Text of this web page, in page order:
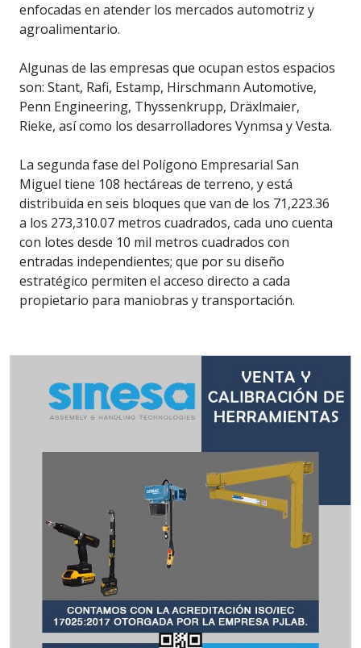
enfocadas en atender los mercados automotriz y
agroalimentario.
Algunas de las empresas que ocupan estos espacios
son: Stant, Rafi, Estamp, Hirschmann Automotive,
Penn Engineering, Thyssenkrupp, Dräxlmaier,
Rieke, así como los desarrolladores Vynmsa y Vesta.
La segunda fase del Polígono Empresarial San
Miguel tiene 108 hectáreas de terreno, y está
distribuida en seis bloques que van de los 71,223.36
a los 273,310.07 metros cuadrados, cada uno cuenta
con lotes desde 10 mil metros cuadrados con
entradas independientes; que por su diseño
estratégico permiten el acceso directo a cada
propietario para maniobras y transportación.